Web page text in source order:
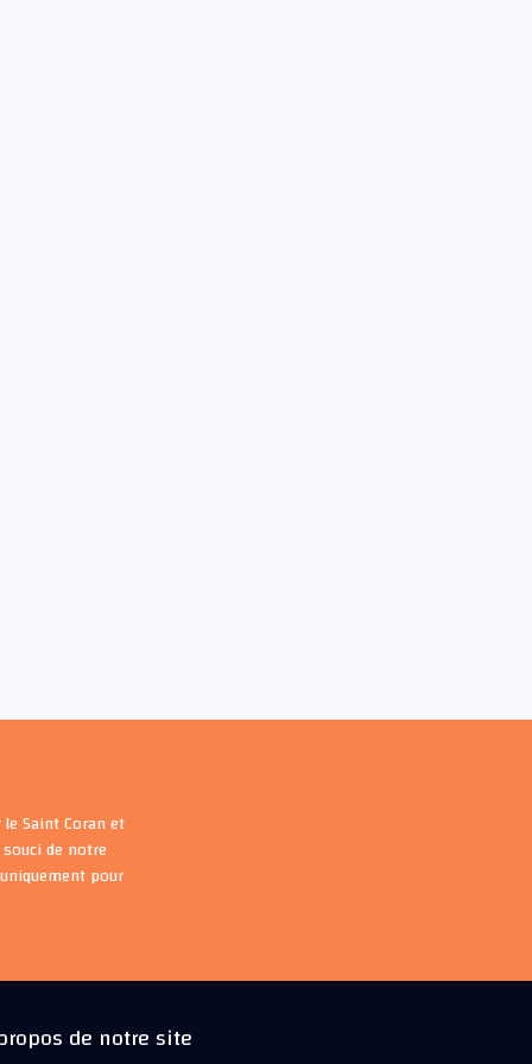
Saint Coran et
de notre
pour
de notre site